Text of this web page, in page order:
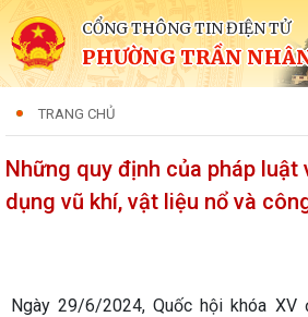
CỔNG THÔNG TIN ĐIỆN TỬ
PHƯỜNG TRẦN
TRANG CHỦ
Những quy định của pháp luật
dụng vũ khí, vật liệu nổ và
Ngày 29/6/2024, Quốc hội khóa XV